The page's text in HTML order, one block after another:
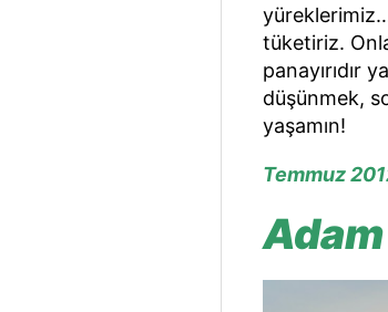
tüketiriz.
panayırıdır
düşünmek,
yaşamın!
Temmuz